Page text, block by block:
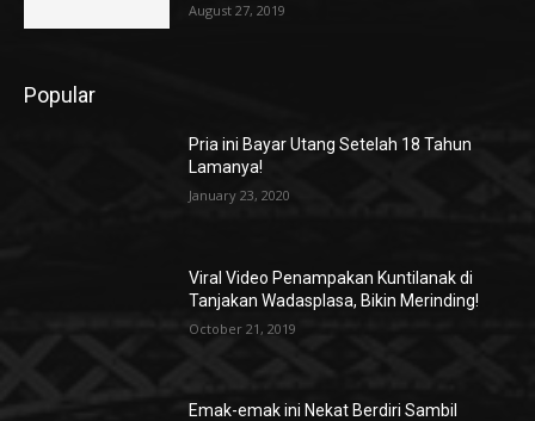
August 27, 2019
Popular
Pria ini Bayar Utang Setelah 18 Tahun
Lamanya!
January 23, 2020
Viral Video Penampakan Kuntilanak di
Tanjakan Wadasplasa, Bikin Merinding!
October 21, 2019
Emak-emak ini Nekat Berdiri Sambil